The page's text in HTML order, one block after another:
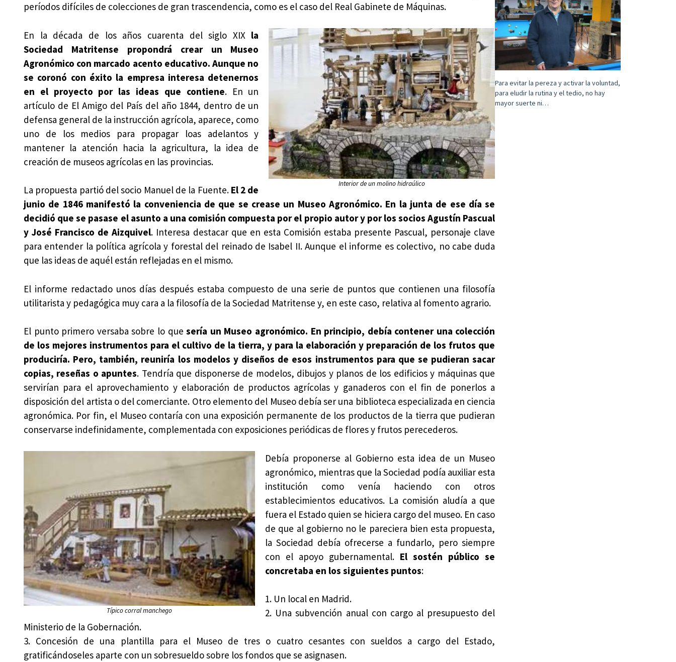
períodos difíciles de colecciones de gran trascendencia, como es el caso del Real Gabinete de Máquinas.
Interior de un molino hidraúlico
En la década de los años cuarenta del siglo XIX la
Sociedad Matritense propondrá crear un Museo
Agronómico con marcado acento educativo. Aunque no
se coronó con éxito la empresa interesa detenernos
en el proyecto por las ideas que contiene. En un
artículo de El Amigo del País del año 1844, dentro de un
defensa general de la instrucción agrícola, aparece, como
uno de los medios para propagar loas adelantos y
mantener la atención hacia la agricultura, la idea de
creación de museos agrícolas en las provincias.
La propuesta partió del socio Manuel de la Fuente. El 2 de
junio de 1846 manifestó la conveniencia de que se crease un Museo Agronómico. En la junta de ese día se
decidió que se pasase el asunto a una comisión compuesta por el propio autor y por los socios Agustín Pascual
y José Francisco de Aizquivel. Interesa destacar que en esta Comisión estaba presente Pascual, personaje clave
para entender la política agrícola y forestal del reinado de Isabel II. Aunque el informe es colectivo, no cabe duda
que las ideas de aquél están reflejadas en el mismo.
El informe redactado unos días después estaba compuesto de una serie de puntos que contienen una filosofía
utilitarista y pedagógica muy cara a la filosofía de la Sociedad Matritense y, en este caso, relativa al fomento agrario.
El punto primero versaba sobre lo quesería un Museo agronómico. En principio, debía contener una colección
de los mejores instrumentos para el cultivo de la tierra, y para la elaboración y preparación de los frutos que
produciría. Pero, también, reuniría los modelos y diseños de esos instrumentos para que se pudieran sacar
copias, reseñas o apuntes. Tendría que disponerse de modelos, dibujos y planos de los edificios y máquinas que
servirían para el aprovechamiento y elaboración de productos agrícolas y ganaderos con el fin de ponerlos a
disposición del artista o del comerciante. Otro elemento del Museo debía ser una biblioteca especializada en ciencia
agronómica. Por fin, el Museo contaría con una exposición permanente de los productos de la tierra que pudieran
conservarse indefinidamente, complementada con exposiciones periódicas de flores y frutos perecederos.
Típico corral manchego
Debía proponerse al Gobierno esta idea de un Museo
agronómico, mientras que la Sociedad podía auxiliar esta
institución como venía haciendo con otros
establecimientos educativos. La comisión aludía a que
fuera el Estado quien se hiciera cargo del museo. En caso
de que al gobierno no le pareciera bien esta propuesta,
la Sociedad debía ofrecerse a fundarlo, pero siempre
con el apoyo gubernamental. El sostén público se
concretaba en los siguientes puntos:
1. Un local en Madrid.
2. Una subvención anual con cargo al presupuesto del
Ministerio de la Gobernación.
3. Concesión de una plantilla para el Museo de tres o cuatro cesantes con sueldos a cargo del Estado,
gratificándoseles aparte con un sobresueldo sobre los fondos que se asignasen.
Para evitar la pereza y activar la voluntad,
para eludir la rutina y el tedio, no hay
mayor suerte ni…